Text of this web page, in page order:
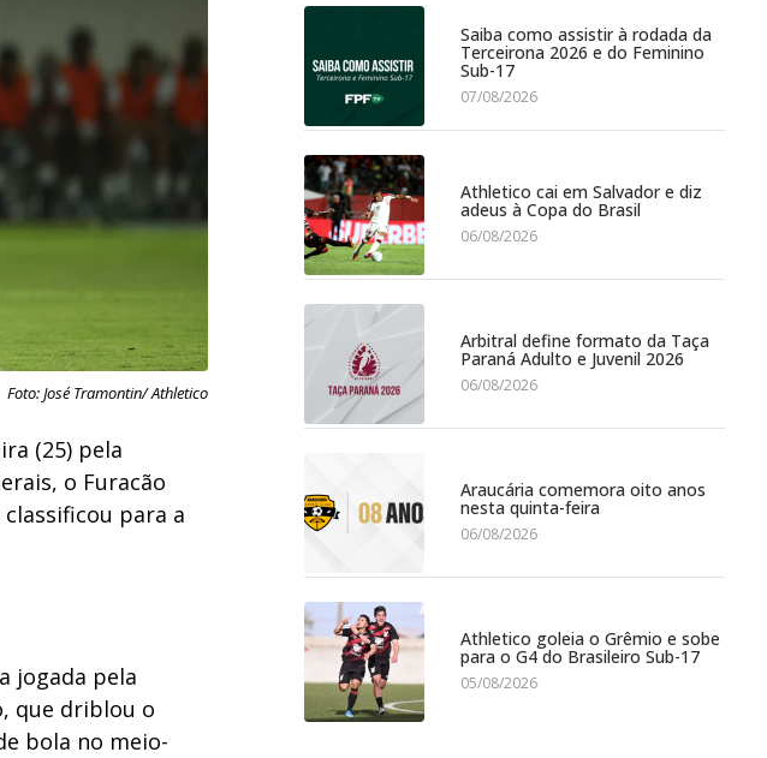
Foto: José Tramontin/ Athletico
(25) pela
o Furacão
para a
jogada pela
que driblou o
bola no meio-
Saiba como assistir à rodada da
Terceirona 2026 e do Feminino
Sub-17
07/08/2026
Athletico cai em Salvador e diz
adeus à Copa do Brasil
06/08/2026
Arbitral define formato da Taça
Paraná Adulto e Juvenil 2026
06/08/2026
Araucária comemora oito anos
nesta quinta-feira
06/08/2026
Athletico goleia o Grêmio e sobe
para o G4 do Brasileiro Sub-17
05/08/2026